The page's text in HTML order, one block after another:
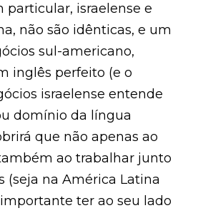
particular, israelense e
não são idênticas, e um
sul-americano,
inglês perfeito (e o
israelense entende
domínio da língua
que não apenas ao
ao trabalhar junto
(seja na América Latina
ter ao seu lado